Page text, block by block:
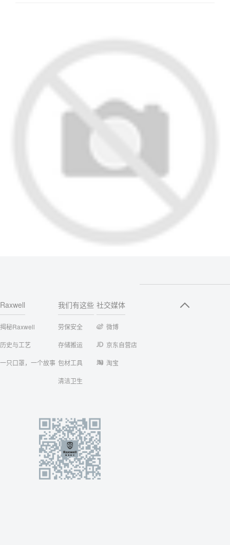
Raxwell
揭秘Raxwell
历史与工艺
一只口罩，一个故事
我们有这些
劳保安全
存储搬运
包材工具
清洁卫生
社交媒体
微博
京东自营店
淘宝